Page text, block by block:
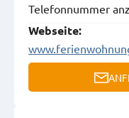
Telefonnummer
Webseite: